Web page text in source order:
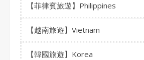
【菲律賓旅遊】Philippines
【越南旅遊】Vietnam
【韓國旅遊】Korea